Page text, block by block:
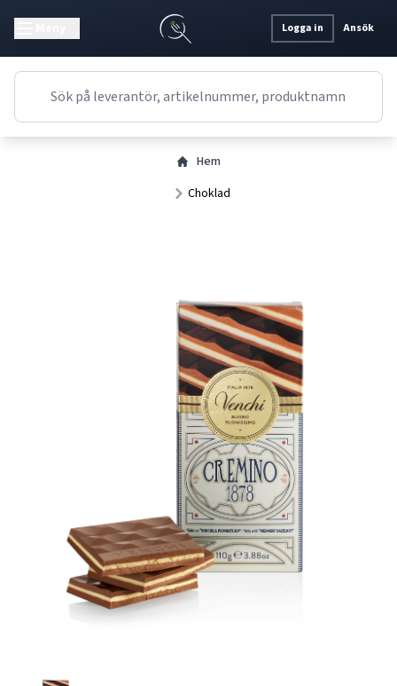
Logga in Ansök
Hem
Choklad